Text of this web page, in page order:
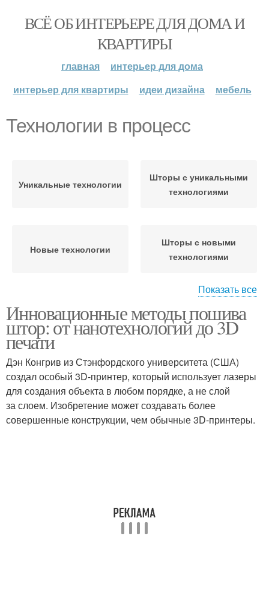
ВСЁ ОБ ИНТЕРЬЕРЕ ДЛЯ ДОМА И
КВАРТИРЫ
главная
интерьер для дома
интерьер для квартиры
идеи дизайна мебель
Технологии в процесс
Уникальные технологии
Шторы с уникальными
технологиями
Новые технологии
Шторы с новыми
технологиями
Умные технологии
технологии
Показать все
Инновационные методы пошива
штор: от нанотехнологий до 3D
печати
Дэн Конгрив из Стэнфордского университета (США)
создал особый 3D-принтер, который использует лазеры
для создания объекта в любом порядке, а не слой
за слоем. Изобретение может создавать более
совершенные конструкции, чем обычные 3D-принтеры.